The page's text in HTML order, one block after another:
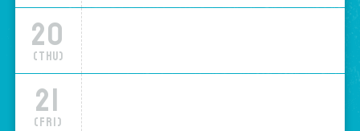
20
(Thu)
21
(Fri)